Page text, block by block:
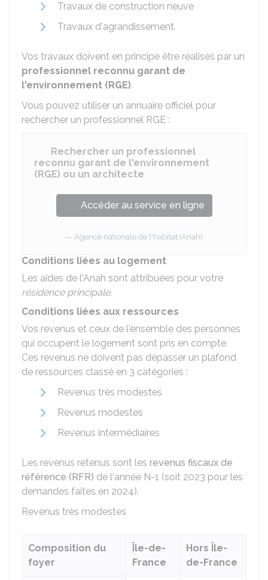
Travaux de construction neuve
Travaux d'agrandissement.
Vos travaux doivent en principe être réalisés par un
professionnel reconnu garant de
l'environnement (RGE).
Vous pouvez utiliser un annuaire officiel pour
rechercher un professionnel RGE :
Rechercher un professionnel
reconnu garant de l'environnement
(RGE) ou un architecte
Accéder au service en ligne
Agence nationale de l'habitat (Anah)
Conditions liées au logement
Les aides de l'Anah sont attribuées pour votre
résidence principale.
Conditions liées aux ressources
Vos revenus et ceux de l'ensemble des personnes
qui occupent le logement sont pris en compte.
Ces revenus ne doivent pas dépasser un plafond
de ressources classé en 3 catégories :
Revenus très modestes
Revenus modestes
Revenus intermédiaires
Les revenus retenus sont les revenus fiscaux de
référence (RFR) de l'année N-1 (soit 2023 pour les
demandes faites en 2024).
Revenus très modestes
Composition du
foyer
Île-de-
France
Hors Île-
de-France